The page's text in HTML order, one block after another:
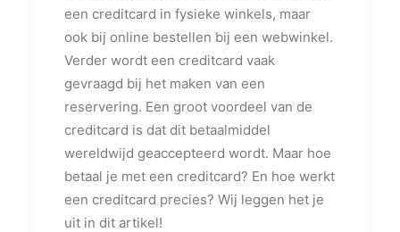
een creditcard in fysieke winkels, maar
ook bij online bestellen bij een webwinkel.
Verder wordt een creditcard vaak
gevraagd bij het maken van een
reservering. Een groot voordeel van de
creditcard is dat dit betaalmiddel
wereldwijd geaccepteerd wordt. Maar hoe
betaal je met een creditcard? En hoe werkt
een creditcard precies? Wij leggen het je
uit in dit artikel!